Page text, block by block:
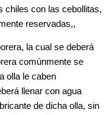
chiles con las cebollitas,
reservadas,,
la cual se deberá
comúnmente se
olla le caben
llenar con agua
de dicha olla, sin